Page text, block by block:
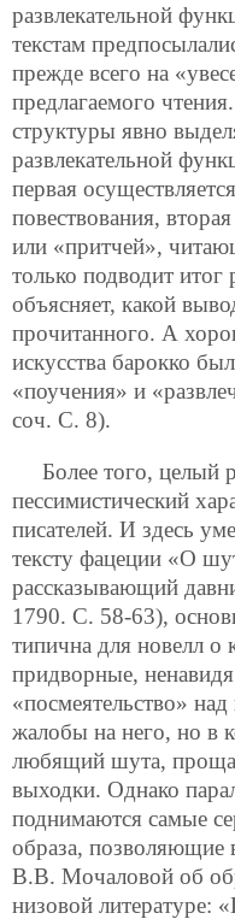
развлекательной
текстам
прежде всего на
предлагаемого
структуры явно
развлекательной
первая
повествования,
или «притчей»,
только подводит итог
объясняет, какой
прочитанного. А
искусства барокко
«поучения» и
соч. С. 8).
Более того, целый
пессимистический
писателей. И здесь
тексту фацеции «О
рассказывающий
1790. С. 58-63),
типична для новелл о
придворные,
«посмеятельство»
жалобы на него, но в
любящий шута,
выходки. Однако
поднимаются самые
образа, позволяющие
В.В. Мочаловой об
низовой литературе: